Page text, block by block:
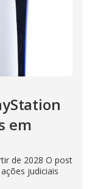
em
de 2028 O post
judiciais